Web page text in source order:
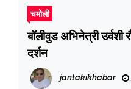
चमोली
बॉलीवुड अभिनेत्री उर्वशी
दर्शन
jantakikhabar